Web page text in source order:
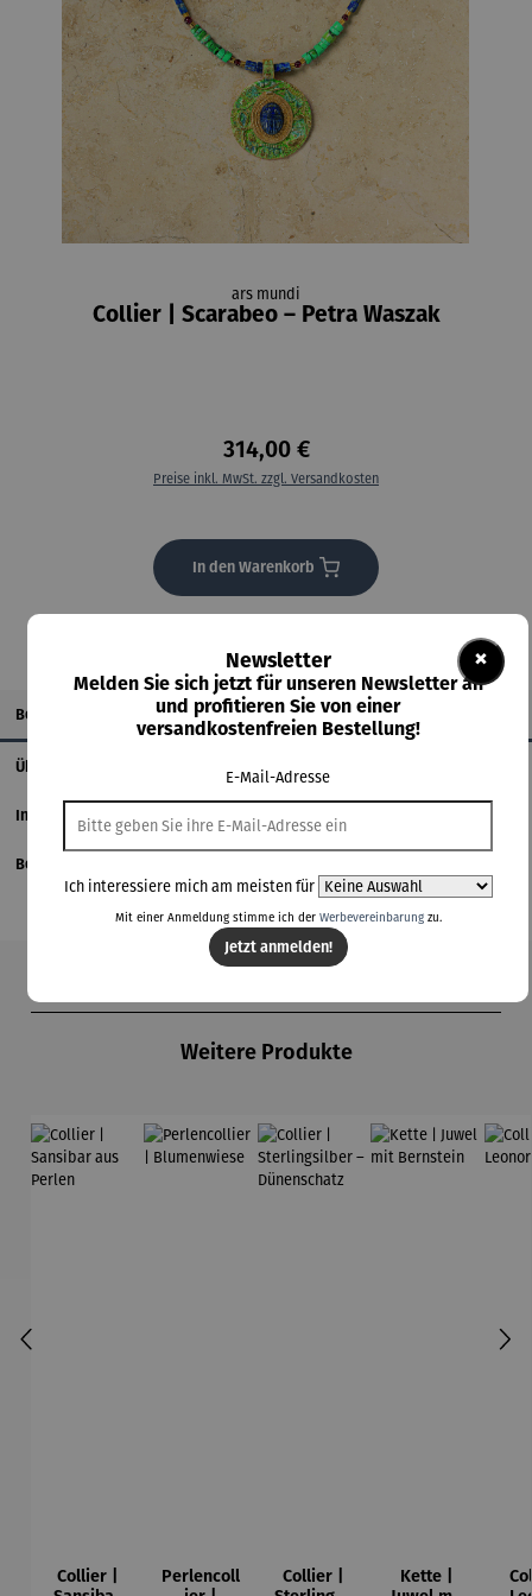
ars mundi
Collier | Scarabeo – Petra Waszak
314,00 €
Preise inkl. MwSt. zzgl. Versandkosten
In den Warenkorb
Beschreibung
Über den Künstler
Informationen zum Hersteller
Bewertungen
Produktgalerie überspringen
Weitere Produkte
Collier |
Perlencoll
Collier |
Kette |
×
Newsletter
Melden Sie sich jetzt für unseren Newsletter an
und profitieren Sie von einer
versandkostenfreien Bestellung!
E-Mail-Adresse
Ich interessiere mich am meisten für
Mit einer Anmeldung stimme ich der Werbevereinbarungzu.
Jetzt anmelden!